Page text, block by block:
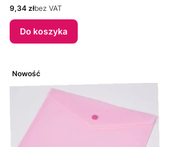
Cena
9,34 złbez VAT
Do koszyka
Nowość